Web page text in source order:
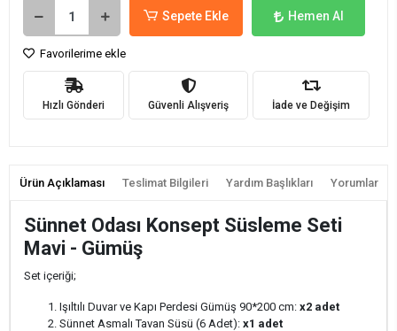
Sepete Ekle Hemen Al
Favorilerime ekle
Hızlı Gönderi Güvenli Alışveriş İade ve Değişim
Ürün Açıklaması Teslimat Bilgileri Yardım Başlıkları Yorumlar
Sünnet Odası Konsept Süsleme Seti
Mavi - Gümüş
Set içeriği;
Işıltılı Duvar ve Kapı Perdesi Gümüş 90*200 cm: x2 adet
Sünnet Asmalı Tavan Süsü (6 Adet): x1 adet